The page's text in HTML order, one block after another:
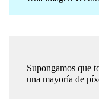
Supongamos que
una mayoría de